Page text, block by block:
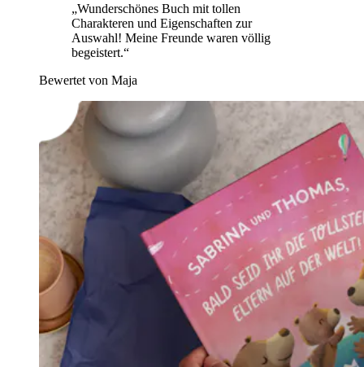
„Wunderschönes Buch mit tollen
Charakteren und Eigenschaften zur
Auswahl! Meine Freunde waren völlig
begeistert.“
Bewertet von Maja